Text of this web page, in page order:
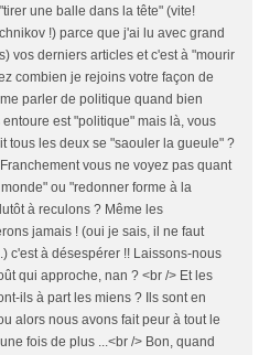
une balle dans la tête" (vite!
!) parce que j'ai lu avec grand
vos derniers articles et c'est à "mourir
combien je rejoins votre façon de
parler de politique quand bien
est "politique" mais là, vous
tous les deux se "saouler la gueule" ?
vous ne voyez pas quant
ou "redonner forme à la
à reculons ? Même les
jamais ! (oui je sais, il ne faut
c'est à désespérer !! Laissons-nous
qui approche, nan ? <br /> Et les
ils à part les miens ? Ils sont en
alors nous avons fait peur à tout le
fois de plus ...<br /> Bon, quand